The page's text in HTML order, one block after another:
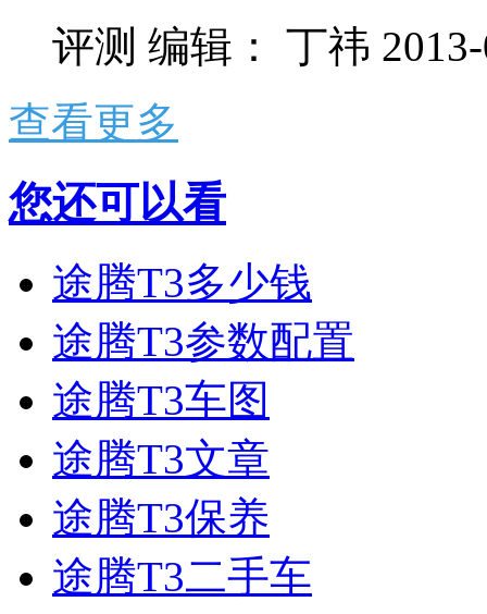
评测 编辑： 丁祎
查看更多
您还可以看
途腾T3多少钱
途腾T3参数配置
途腾T3车图
途腾T3文章
途腾T3保养
途腾T3二手车